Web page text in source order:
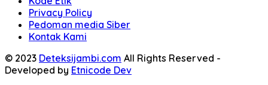
Privacy Policy
Pedoman media Siber
Kontak Kami
© 2023 Deteksijambi.com All Rights Reserved -
Developed by Etnicode Dev